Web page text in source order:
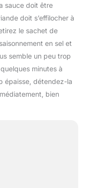
sauce doit être
doit s’effilocher à
le sachet de
en sel et
semble un peu trop
minutes à
épaisse, détendez-la
bien